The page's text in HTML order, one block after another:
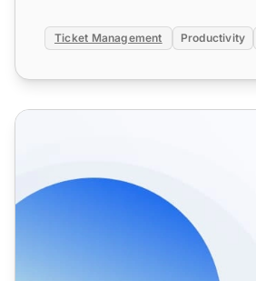
Ticket Management Productivity
Pagalbos stalo integracijos